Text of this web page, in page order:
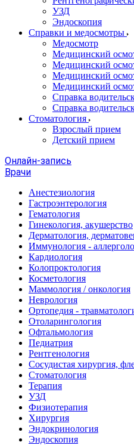
УЗД
Эндоскопия
Справки и медосмотры
Медосмотр
Медицинский
Медицинский
Медицинский
Медицинский
Справка
Справка
Стоматология
Взрослый прием
Детский прием
Онлайн-запись
Врачи
Анестезиология
Гастроэнтерология
Гематология
Гинекология, акушерство
Дерматология,
Иммунология -
Кардиология
Колопроктология
Косметология
Маммология / онкология
Неврология
Ортопедия -
Отоларингология
Офтальмология
Педиатрия
Рентгенология
Сосудистая хирургия,
Стоматология
Терапия
УЗД
Физиотерапия
Хирургия
Эндокринология
Эндоскопия